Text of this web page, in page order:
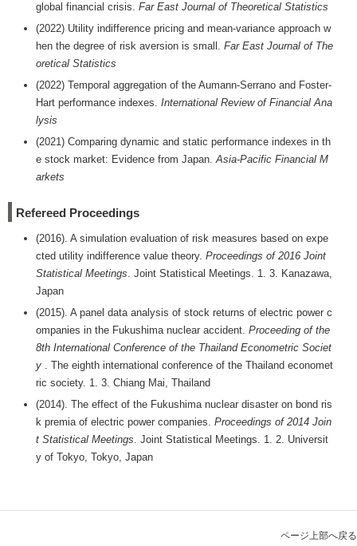
global financial crisis. Far East Journal of Theoretical Statistics
(2022) Utility indifference pricing and mean-variance approach w
hen the degree of risk aversion is small. Far East Journal of The
oretical Statistics
(2022) Temporal aggregation of the Aumann-Serrano and Foster-
Hart performance indexes. International Review of Financial Ana
lysis
(2021) Comparing dynamic and static performance indexes in th
e stock market: Evidence from Japan.Asia-Pacific Financial M
arkets
Refereed Proceedings
(2016). A simulation evaluation of risk measures based on expe
cted utility indifference value theory. Proceedings of 2016 Joint
Statistical Meetings. Joint Statistical Meetings. 1. 3. Kanazawa,
Japan
(2015). A panel data analysis of stock returns of electric power c
ompanies in the Fukushima nuclear accident. Proceeding of the
8th International Conference of the Thailand Econometric Societ
y . The eighth international conference of the Thailand economet
ric society. 1. 3. Chiang Mai, Thailand
(2014). The effect of the Fukushima nuclear disaster on bond ris
k premia of electric power companies. Proceedings of 2014 Join
t Statistical Meetings. Joint Statistical Meetings. 1. 2. Universit
y of Tokyo, Tokyo, Japan
ページ上部へ戻る